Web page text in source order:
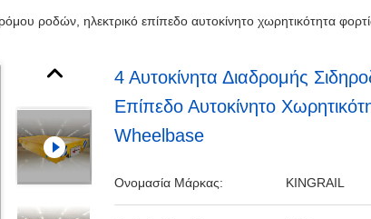
ροδών, ηλεκτρικό επίπεδο αυτοκίνητο χωρητικότητα
4 Αυτοκίνητα Διαδρομής
Επίπεδο Αυτοκίνητο
Wheelbase
Ονομασία Μάρκας: KINGRAIL